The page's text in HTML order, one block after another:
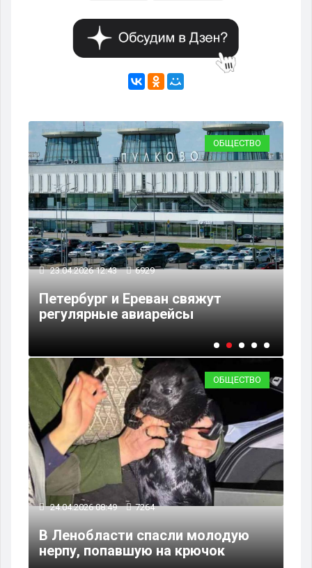
ОБЩЕСТВО
23.04.2026 12:43 6929
Петербург и Ереван свяжут
регулярные авиарейсы
ОБЩЕСТВО
24.04.2026 08:49 7264
В Ленобласти спасли молодую
нерпу, попавшую на крючок